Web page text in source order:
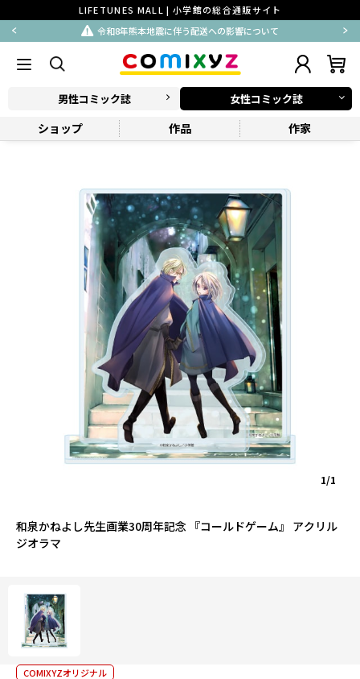
LIFETUNES MALL | 小学館の総合通販サイト
令和8年熊本地震に伴う配送への影響について
男性コミック誌 女性コミック誌
ショップ 作品 作家
和泉かねよし先生画業30周年記念 『コールドゲーム』 アクリル
ジオラマ
1/1
COMIXYZオリジナル